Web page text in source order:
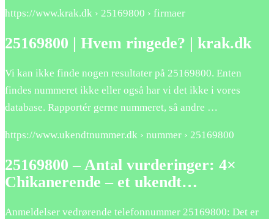
https://www.krak.dk › 25169800 › firmaer
25169800 | Hvem ringede? | krak.dk
Vi kan ikke finde nogen resultater på 25169800. Enten
findes nummeret ikke eller også har vi det ikke i vores
database. Rapportér gerne nummeret, så andre …
https://www.ukendtnummer.dk › nummer › 25169800
25169800 – Antal vurderinger: 4×
Chikanerende – et ukendt…
Anmeldelser vedrørende telefonnummer 25169800: Det er